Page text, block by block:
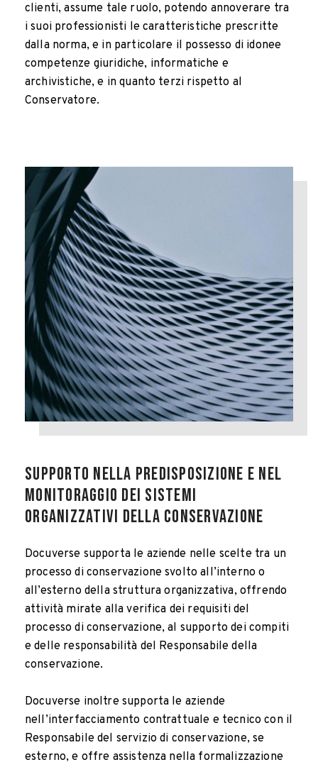
clienti, assume tale ruolo, potendo annoverare tra
i suoi professionisti le caratteristiche prescritte
dalla norma, e in particolare il possesso di idonee
competenze giuridiche, informatiche e
archivistiche, e in quanto terzi rispetto al
Conservatore.
Supporto nella predisposizione e nel
monitoraggio dei sistemi
organizzativi della conservazione
Docuverse supporta le aziende nelle scelte tra un
processo di conservazione svolto all’interno o
all’esterno della struttura organizzativa, offrendo
attività mirate alla verifica dei requisiti del
processo di conservazione, al supporto dei compiti
e delle responsabilità del Responsabile della
conservazione.
Docuverse inoltre supporta le aziende
nell’interfacciamento contrattuale e tecnico con il
Responsabile del servizio di conservazione, se
esterno, e offre assistenza nella formalizzazione